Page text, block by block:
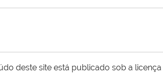
deste site está publicado sob a licença